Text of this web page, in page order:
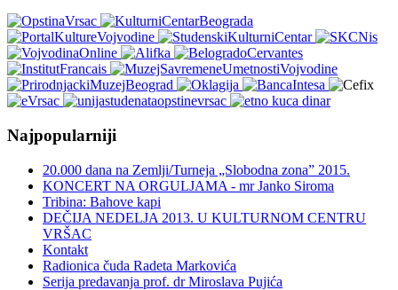
Najpopularniji
20.000 dana na Zemlji/Turneja „Slobodna zona” 2015.
KONCERT NA ORGULJAMA - mr Janko Siroma
Tribina: Bahove kapi
DEČIJA NEDELJA 2013. U KULTURNOM CENTRU
VRŠAC
Kontakt
Radionica čuda Radeta Markovića
Serija predavanja prof. dr Miroslava Pujića